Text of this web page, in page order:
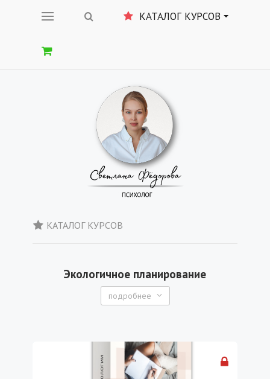
КАТАЛОГ КУРСОВ
КАТАЛОГ КУРСОВ
Экологичное планирование
подробнее